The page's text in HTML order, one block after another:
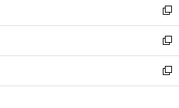
く
で
開
く
ド
ウ
で
開
く
ィ
ン
ド
ウ
で
開
い
ウ
ィ
ン
ド
ウ
新
し
い
ウ
ィ
ン
新
し
い
ウ
新
し